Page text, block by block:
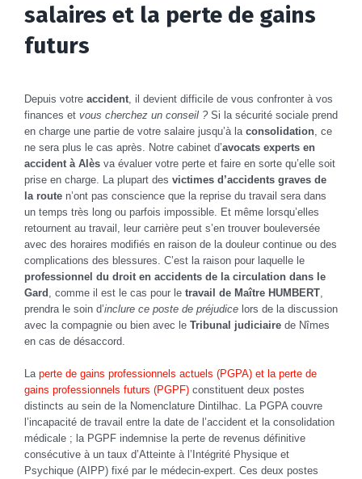
salaires et la perte de gains
futurs
Depuis votre accident , il devient difficile de vous confronter à vos
finances et vous cherchez un conseil ?Si la sécurité sociale prend
en charge une partie de votre salaire jusqu’à la consolidation , ce
ne sera plus le cas après. Notre cabinet d’avocats experts en
accident à Alès va évaluer votre perte et faire en sorte qu’elle soit
prise en charge. La plupart des victimes d’accidents graves de
la route n’ont pas conscience que la reprise du travail sera dans
un temps très long ou parfois impossible. Et même lorsqu’elles
retournent au travail, leur carrière peut s’en trouver bouleversée
avec des horaires modifiés en raison de la douleur continue ou des
complications des blessures. C’est la raison pour laquelle le
professionnel du droit en accidents de la circulation dans le
Gard
, comme il est le cas pour le travail de Maître HUMBERT
prendra le soin d’inclure ce poste de préjudice lors de la discussion
avec la compagnie ou bien avec le Tribunal judiciaire de Nîmes
en cas de désaccord.
La perte de gains professionnels actuels (PGPA) et la perte de
gains professionnels futurs (PGPF) constituent deux postes
distincts au sein de la Nomenclature Dintilhac. La PGPA couvre
l’incapacité de travail entre la date de l’accident et la consolidation
médicale ; la PGPF indemnise la perte de revenus définitive
consécutive à un taux d’Atteinte à l’Intégrité Physique et
Psychique (AIPP) fixé par le médecin-expert. Ces deux postes